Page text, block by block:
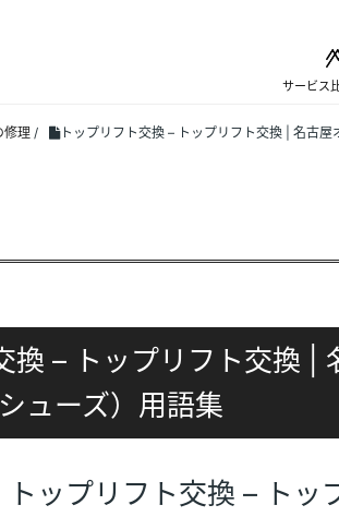
サービス
修理 / トップリフト交換 – トップリフト交換 | 名古
換 – トップリフト交換 |
ューズ）用語集
トップリフト交換 – トッ